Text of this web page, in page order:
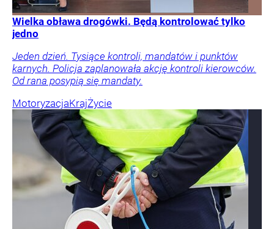
Wielka obława drogówki. Będą kontrolować tylko
jedno
Jeden dzień. Tysiące kontroli, mandatów i punktów
karnych. Policja zaplanowała akcję kontroli kierowców.
Od rana posypią się mandaty.
MotoryzacjaKrajŻycie